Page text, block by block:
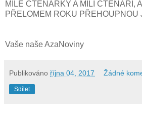
MILÉ ČTENÁŘKY A MILÍ ČTENÁŘI,
PŘELOMEM ROKU PŘEHOUPNOU
Vaše naše AzaNoviny
Publikováno října 04, 2017 Žádné
Sdílet